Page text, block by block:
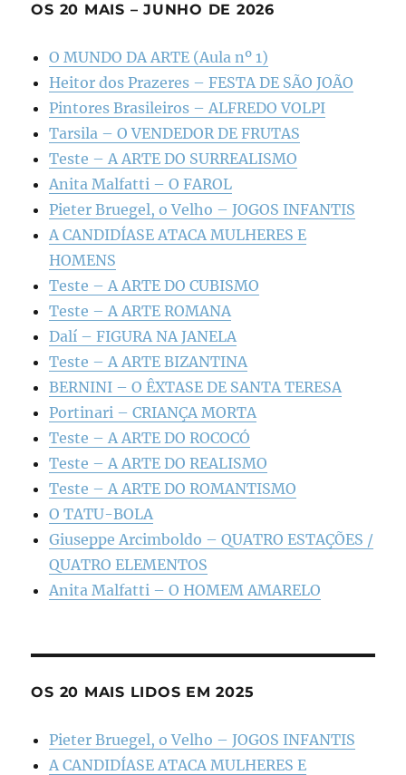
OS 20 MAIS – JUNHO DE 2026
O MUNDO DA ARTE (Aula nº 1)
Heitor dos Prazeres – FESTA DE SÃO JOÃO
Pintores Brasileiros – ALFREDO VOLPI
Tarsila – O VENDEDOR DE FRUTAS
Teste – A ARTE DO SURREALISMO
Anita Malfatti – O FAROL
Pieter Bruegel, o Velho – JOGOS INFANTIS
A CANDIDÍASE ATACA MULHERES E
HOMENS
Teste – A ARTE DO CUBISMO
Teste – A ARTE ROMANA
Dalí – FIGURA NA JANELA
Teste – A ARTE BIZANTINA
BERNINI – O ÊXTASE DE SANTA TERESA
Portinari – CRIANÇA MORTA
Teste – A ARTE DO ROCOCÓ
Teste – A ARTE DO REALISMO
Teste – A ARTE DO ROMANTISMO
O TATU-BOLA
Giuseppe Arcimboldo – QUATRO ESTAÇÕES /
QUATRO ELEMENTOS
Anita Malfatti – O HOMEM AMARELO
OS 20 MAIS LIDOS EM 2025
Pieter Bruegel, o Velho – JOGOS INFANTIS
A CANDIDÍASE ATACA MULHERES E